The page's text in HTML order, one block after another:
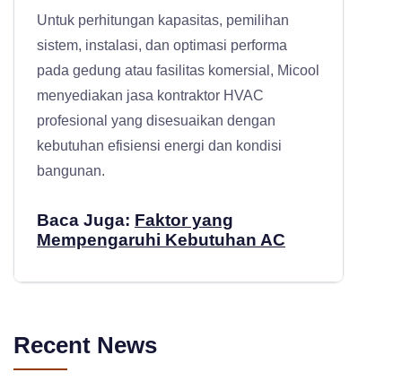
Untuk perhitungan kapasitas, pemilihan
sistem, instalasi, dan optimasi performa
pada gedung atau fasilitas komersial, Micool
menyediakan jasa kontraktor HVAC
profesional yang disesuaikan dengan
kebutuhan efisiensi energi dan kondisi
bangunan.
Baca Juga: Faktor yang
Mempengaruhi Kebutuhan AC
Recent News